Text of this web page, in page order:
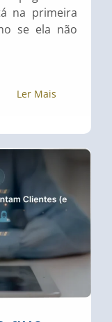
na primeira
se ela não
Ler Mais